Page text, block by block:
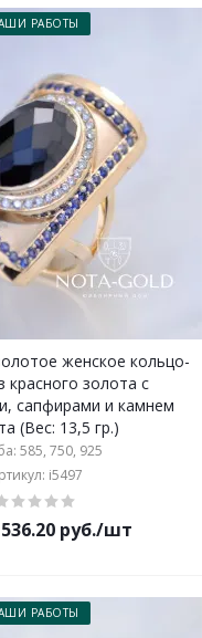
РАБОТЫ
женское кольцо-
красного золота с
сапфирами и камнем
(Вес: 13,5 гр.)
585, 750, 925
i5497
руб./шт
РАБОТЫ